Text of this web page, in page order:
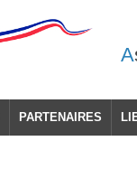
A
PARTENAIRES